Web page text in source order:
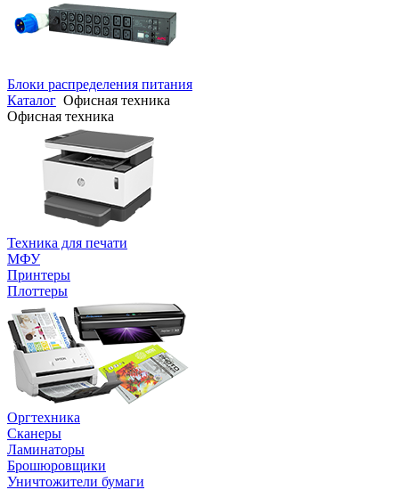
Блоки распределения питания
Каталог Офисная техника
Офисная техника
Техника для печати
МФУ
Принтеры
Плоттеры
Оргтехника
Сканеры
Ламинаторы
Брошюровщики
Уничтожители бумаги